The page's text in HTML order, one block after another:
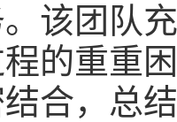
该团队
的重重
合，总